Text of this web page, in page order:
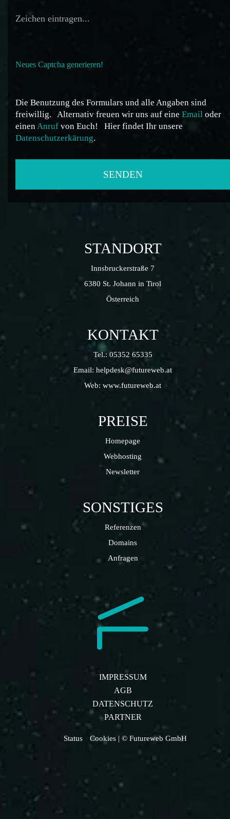
Neues Captcha generieren!
Die Benutzung des Formulars und alle Angaben sind
freiwillig.
Alternativ freuen wir uns auf eine Email oder
einenAnruf von Euch!
Hier findet Ihr unsere
Datenschutzerkärung.
STANDORT
Innsbruckerstraße 7
6380 St. Johann in Tirol
Österreich
KONTAKT
Tel.: 05352 65335
Email: helpdesk@futureweb.at
Web: www.futureweb.at
PREISE
Homepage
Webhosting
Newsletter
SONSTIGES
Referenzen
Domains
Anfragen
IMPRESSUM
AGB
DATENSCHUTZ
PARTNER
Status Cookies | © Futureweb GmbH